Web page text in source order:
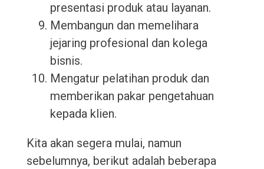
presentasi produk atau layanan.
Membangun dan memelihara
jejaring profesional dan kolega
bisnis.
Mengatur pelatihan produk dan
memberikan pakar pengetahuan
kepada klien.
Kita akan segera mulai, namun
sebelumnya, berikut adalah beberapa